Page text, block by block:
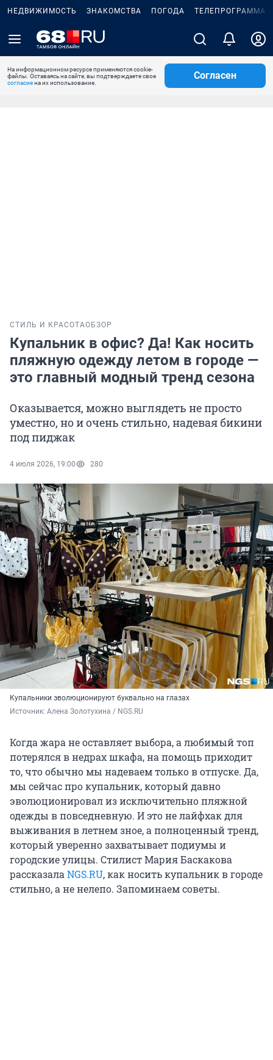
НЕДВИЖИМОСТЬ ЗНАКОМСТВА ПОГОДА ТЕЛЕПРОГРАММА
На информационном ресурсе применяются cookie-
файлы. Оставаясь на сайте, вы подтверждаете свое
согласиена их использование.
Согласен
СТИЛЬ И КРАСОТАОБЗОР
Купальник в офис? Да! Как носить
пляжную одежду летом в городе —
это главный модный тренд сезона
Оказывается, можно выглядеть не просто
уместно, но и очень стильно, надевая бикини
под пиджак
4 июля 2026, 19:00 280
Купальники эволюционируют буквально на глазах
Источник: Алена Золотухина / NGS.RU
Когда жара не оставляет выбора, а любимый топ
потерялся в недрах шкафа, на помощь приходит
то, что обычно мы надеваем только в отпуске. Да,
мы сейчас про купальник, который давно
эволюционировал из исключительно пляжной
одежды в повседневную. И это не лайфхак для
выживания в летнем зное, а полноценный тренд,
который уверенно захватывает подиумы и
городские улицы. Стилист Мария Баскакова
рассказала NGS.RU, как носить купальник в городе
стильно, а не нелепо. Запоминаем советы.